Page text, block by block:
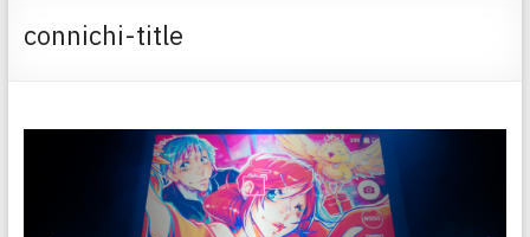
connichi-title